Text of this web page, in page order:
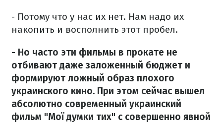
- Потому что у нас их нет. Нам надо их
накопить и восполнить этот пробел.
- Но часто эти фильмы в прокате не
отбивают даже заложенный бюджет и
формируют ложный образ плохого
украинского кино. При этом сейчас вышел
абсолютно современный украинский
фильм "Мої думки тих" с совершенно явной